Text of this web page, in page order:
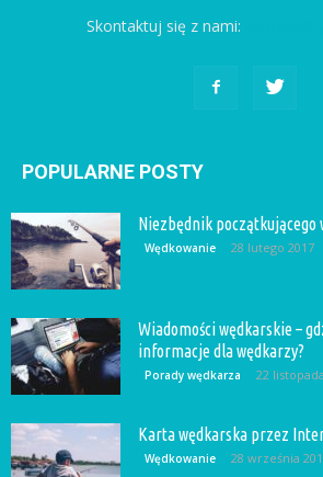
Skontaktuj się z nami:
POPULARNE POSTY
Niezbędnik początkującego
Wędkowanie 28 lutego 2017
Wiadomości wędkarskie –
informacje dla wędkarzy?
Porady wędkarza 22
Karta wędkarska przez
Wędkowanie 28 września